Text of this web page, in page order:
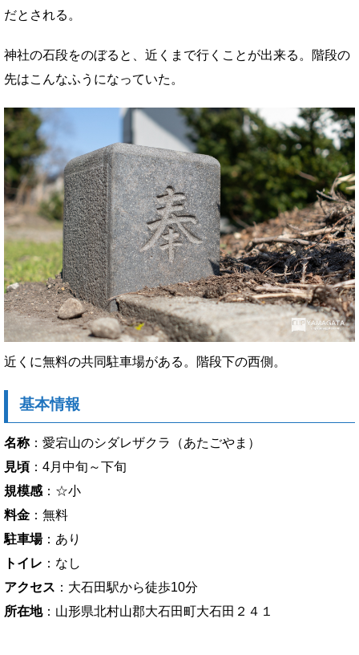
だとされる。
神社の石段をのぼると、近くまで行くことが出来る。階段の
先はこんなふうになっていた。
近くに無料の共同駐車場がある。階段下の西側。
基本情報
名称：愛宕山のシダレザクラ（あたごやま）
見頃 ：4月中旬～下旬
規模感 ：☆小
料金 ：無料
駐車場：あり
トイレ ：なし
アクセス ：大石田駅から徒歩10分
所在地：山形県北村山郡大石田町大石田２４１